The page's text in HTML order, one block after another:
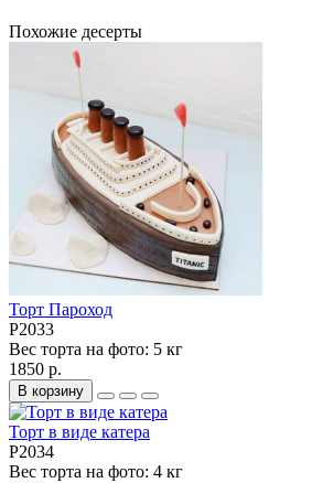
Похожие десерты
Торт Пароход
P2033
Вес торта на фото: 5 кг
1850 р.
В корзину
Торт в виде катера
P2034
Вес торта на фото: 4 кг